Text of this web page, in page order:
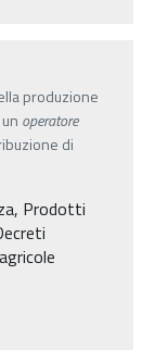
produzione
operatore
di
Prodotti